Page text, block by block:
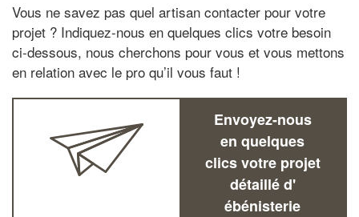
Vous ne savez pas quel artisan contacter pour votre
projet ? Indiquez-nous en quelques clics votre besoin
ci-dessous, nous cherchons pour vous et vous mettons
en relation avec le pro qu’il vous faut !
Envoyez-nous
en quelques
clics votre projet
détaillé d'
ébénisterie